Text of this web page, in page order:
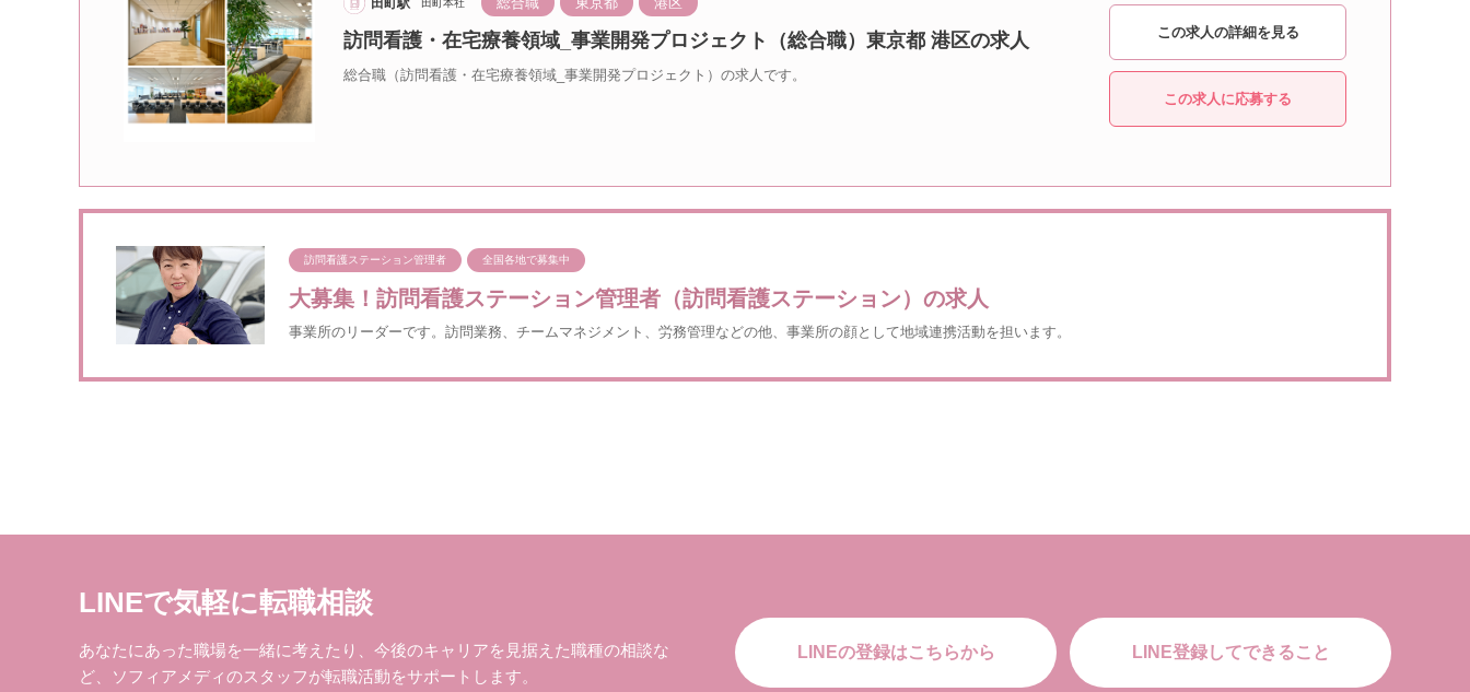
訪問看護・在宅療養領域_事業開発プロジェクト（総合職）東京都 港区の求人
総合職（訪問看護・在宅療養領域_事業開発プロジェクト）の求人です。
この求人の詳細を見る
この求人に応募する
訪問看護ステーション管理者 全国各地で募集中
大募集！訪問看護ステーション管理者（訪問看護ステーション）の求人
事業所のリーダーです。訪問業務、チームマネジメント、労務管理などの他、事業所の顔として地域連携活動を担います。
LINEで気軽に転職相談
あなたにあった職場を一緒に考えたり、今後のキャリアを見据えた職種の相談な
ど、ソフィアメディのスタッフが転職活動をサポートします。
LINEの登録はこちらから LINE登録してできること